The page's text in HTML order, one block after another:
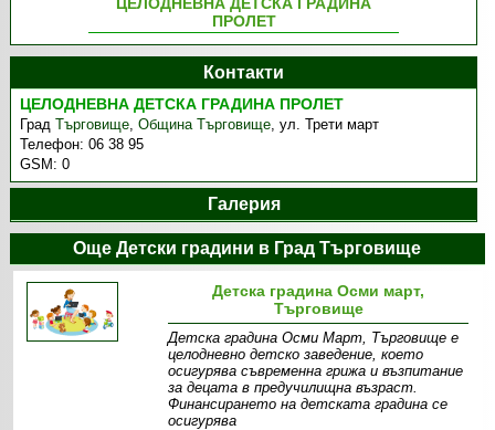
ПРОЛЕТ
Контакти
ЦЕЛОДНЕВНА ДЕТСКА ГРАДИНА ПРОЛЕТ
ГрадТърговище,Община Търговище,ул. Трети март
Телефон:06 38 95
GSM:0
Галерия
Още Детски градини в Град Търговище
Детска градина Осми март,
Търговище
Детска градина Осми Март, Търговище е
целодневно детско заведение, което
осигурява съвременна грижа и възпитание
за децата в предучилищна възраст.
Финансирането на детската градина се
осигурява